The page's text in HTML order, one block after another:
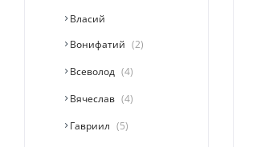
Власий
Вонифатий
2
Всеволод
4
Вячеслав
4
Гавриил
5